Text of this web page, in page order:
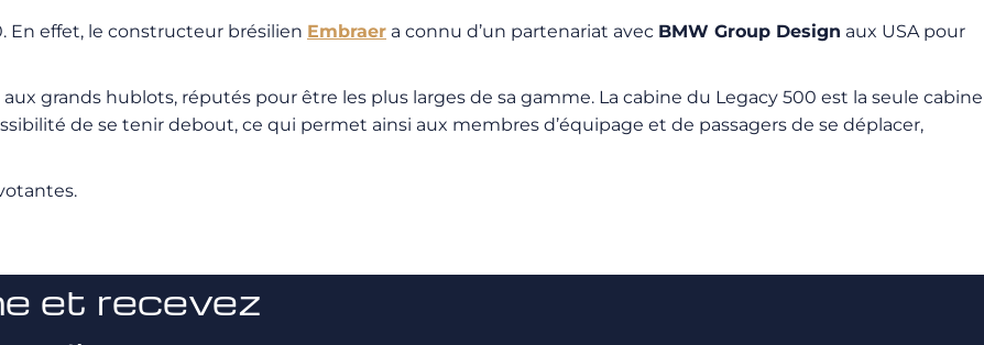
En effet, le constructeur brésilien Embraer a connu d’un partenariat avec BMW Group Design aux USA pour
grands hublots, réputés pour être les plus larges de sa gamme. La cabine du Legacy 500 est la seule cabine
de se tenir debout, ce qui permet ainsi aux membres d’équipage et de passagers de se déplacer,
et recevez